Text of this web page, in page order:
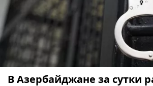
В Азербайджане за сутки